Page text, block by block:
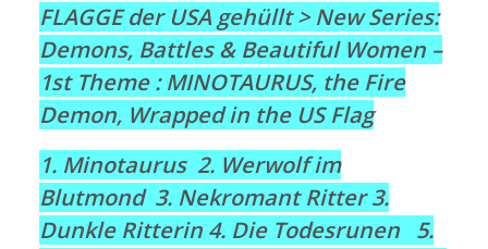
FLAGGE der USA gehüllt >New Series:
Demons, Battles & Beautiful Women –
1st Theme : MINOTAURUS, the Fire
Demon, Wrapped in the US Flag
1. Minotaurus 2. Werwolf im
Blutmond 3. Nekromant Ritter 3.
Dunkle Ritterin 4. Die Todesrunen 5.